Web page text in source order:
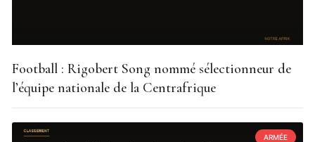
Football : Rigobert Song nommé sélectionneur de
l’équipe nationale de la Centrafrique
ARMÉE